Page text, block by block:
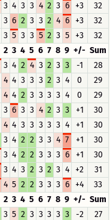
3 4 3 3 4 2 3 6 +3
32
3 6 2 3 3 2 4 6 +3
32
3 5 3 3 5 2 3 5 +3
32
2 3 4 5 6 7 8 9 +/- Sum
3 4 2 4 3 2 3 3 -1
28
4 4 3 3 3 2 3 4 0
29
4 4 2 3 3 3 3 4 0
29
3 6 3 3 4 2 3 3 +1
30
4 4 3 3 3 3 3 4 +1
30
3 4 2 2 3 3 4 7 +1
30
3 4 2 2 3 3 3 6 +1
30
3 4 3 2 3 2 3 4 +2
31
4 5 2 2 3 3 3 6 +4
33
2 3 4 5 6 7 8 9 +/- Sum
3 5 2 3 3 3 3 3 -2
27